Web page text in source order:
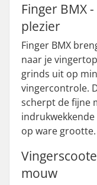
Finger BMX
plezier
Finger BMX
naar je
grinds uit op
vingercontrole.
scherpt de fijne
op ware grootte.
mouw